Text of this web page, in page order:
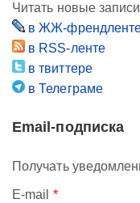
Читать новые
в ЖЖ-
в RSS-ленте
в твиттере
в Телеграме
Email-подписка
Получать
E-mail *